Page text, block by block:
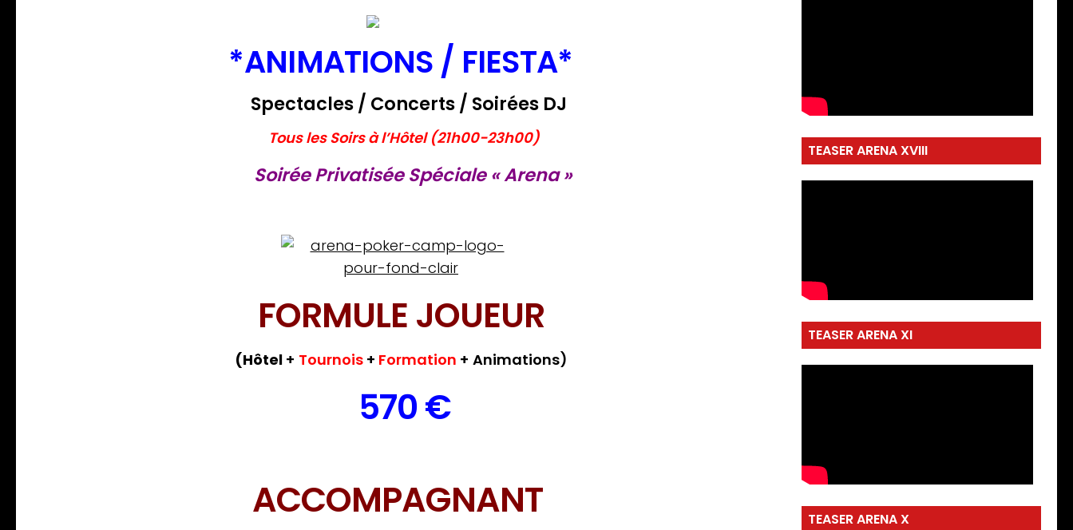
*ANIMATIONS / FIESTA*
Spectacles / Concerts / Soirées DJ
Tous les Soirs à l’Hôtel (21h00-23h00)
Soirée Privatisée Spéciale « Arena »
FORMULE JOUEUR
(Hôtel + Tournois+ Formation + Animations)
570 €
ACCOMPAGNANT
TEASER ARENA XVIII
TEASER ARENA XI
TEASER ARENA X